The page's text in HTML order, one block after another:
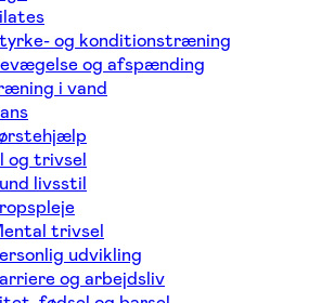
og konditionstræning
og afspænding
i vand
og trivsel
livsstil
trivsel
udvikling
og arbejdsliv